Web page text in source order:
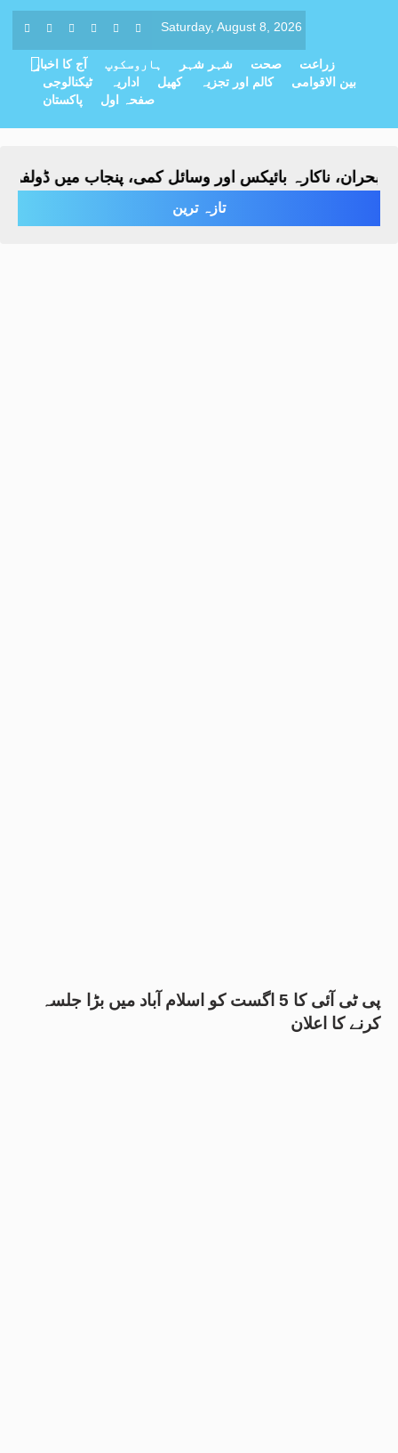
Saturday, August 8, 2026
آج کا اخبار ہاروسکوپ شہر شہر صحت
زراعت
ٹیکنالوجی
اداریہ کھیل کالم اور تجزیہ
بین الاقوامی
پاکستان
صفحہ اول
ناکارہ بائیکس اور وسائل کمی، پنجاب میں ڈولفن
تازہ ترین
پی ٹی آئی کا 5 اگست کو اسلام آباد میں بڑا جلسہ
کرنے کا اعلان